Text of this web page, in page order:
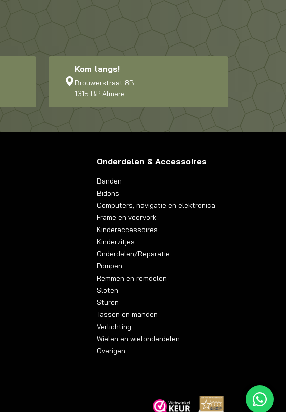
Kom langs!
Brouwerstraat 8B
1315 BP Almere
Onderdelen & Accessoires
Banden
Bidons
Computers, navigatie en elektronica
Frame en voorvork
Kinderaccessoires
Kinderzitjes
Onderdelen/Reparatie
Pompen
Remmen en remdelen
Sloten
Sturen
Tassen en manden
Verlichting
Wielen en wielonderdelen
Overigen